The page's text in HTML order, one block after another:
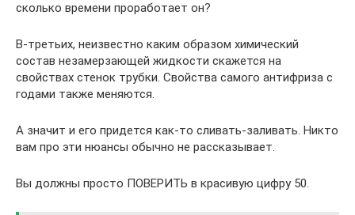
сколько времени проработает он?
В-третьих, неизвестно каким образом химический
состав незамерзающей жидкости скажется на
свойствах стенок трубки. Свойства самого антифриза с
годами также меняются.
А значит и его придется как-то сливать-заливать. Никто
вам про эти нюансы обычно не рассказывает.
Вы должны просто ПОВЕРИТЬ в красивую цифру 50.